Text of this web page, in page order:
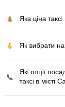
Яка ціна
Як вибрати
Які опції
таксі в місті